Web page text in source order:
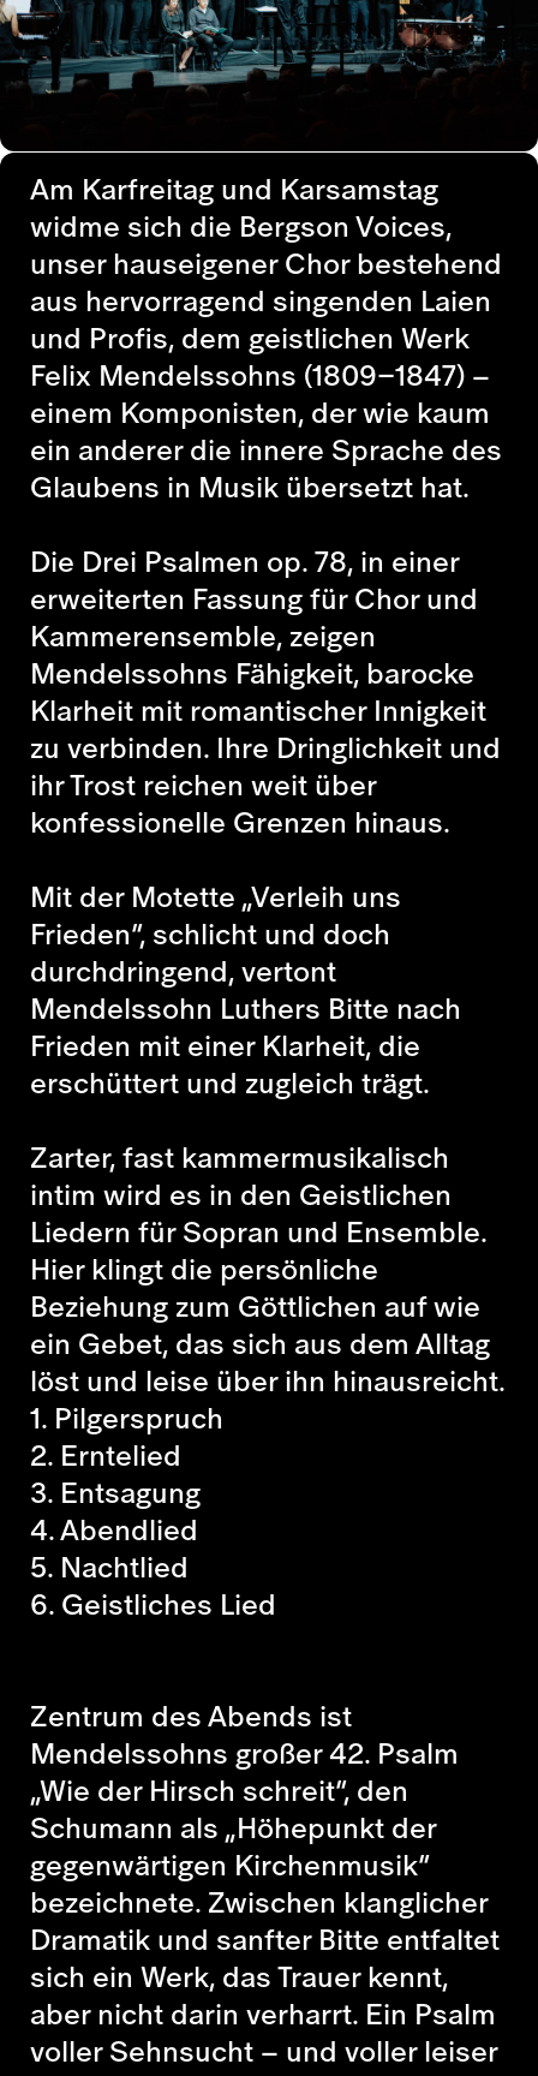
Am Karfreitag und Karsamstag
widme sich die Bergson Voices,
unser hauseigener Chor bestehend
aus hervorragend singenden Laien
und Profis, dem geistlichen Werk
Felix Mendelssohns (1809–1847)–
einem Komponisten, der wie kaum
ein anderer die innere Sprache des
Glaubens in Musik übersetzt hat.
Die Drei Psalmen op. 78, in einer
erweiterten Fassung für Chor und
Kammerensemble, zeigen
Mendelssohns Fähigkeit, barocke
Klarheit mit romantischer Innigkeit
zu verbinden. Ihre Dringlichkeit und
ihr Trost reichen weit über
konfessionelle Grenzen hinaus.
Mit derMotette „Verleih uns
Frieden“, schlicht und doch
durchdringend, vertont
Mendelssohn Luthers Bitte nach
Frieden mit einer Klarheit, die
erschüttert und zugleich trägt.
Zarter, fast kammermusikalisch
intim wird es in den Geistlichen
Liedern für Sopran und Ensemble.
Hier klingt die persönliche
Beziehung zum Göttlichen auf wie
ein Gebet, das sich aus dem Alltag
löst und leise über ihn hinausreicht.
1. Pilgerspruch
2. Erntelied
3. Entsagung
4. Abendlied
5. Nachtlied
6. Geistliches Lied
Zentrum des Abends ist
Mendelssohns großer42. Psalm
„Wie der Hirsch schreit“, den
Schumann als „Höhepunkt der
gegenwärtigen Kirchenmusik“
bezeichnete. Zwischen klanglicher
Dramatik und sanfter Bitte entfaltet
sich ein Werk, das Trauer kennt,
aber nicht darin verharrt. Ein Psalm
voller Sehnsucht – und voller leiser